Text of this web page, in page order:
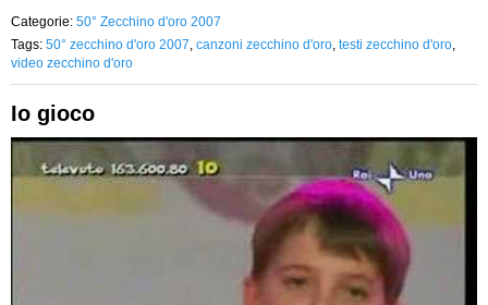
Categorie: 50° Zecchino d'oro 2007
Tags: 50° zecchino d'oro 2007 canzoni zecchino d'oro testi zecchino d'oro
video zecchino d'oro
Io gioco